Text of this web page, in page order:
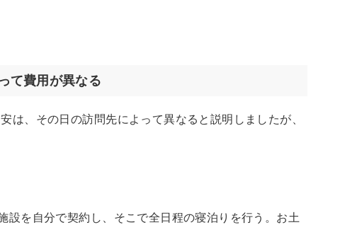
て費用が異なる
は、その日の訪問先によって異なると説明しましたが、
設を自分で契約し、そこで全日程の寝泊りを行う。お土